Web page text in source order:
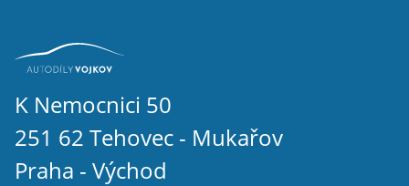
K Nemocnici 50
251 62 Tehovec - Mukařov
Praha - Východ